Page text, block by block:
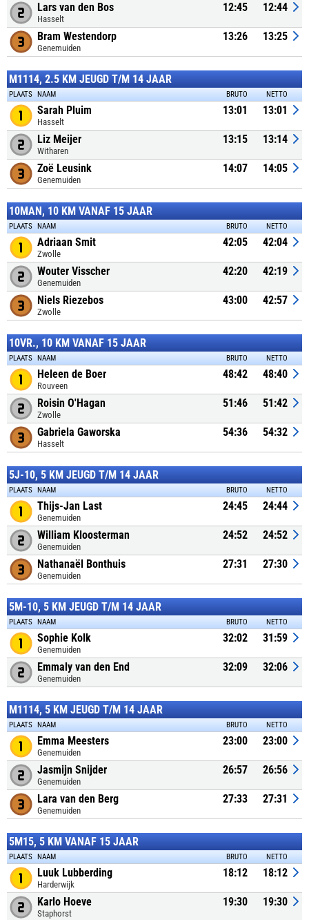
Lars van den Bos
Hasselt
12:45 12:44
Bram Westendorp
Genemuiden
13:26 13:25
M1114, 2.5 KM JEUGD T/M 14 JAAR
PLAATS NAAM BRUTO NETTO
Sarah Pluim
Hasselt
13:01 13:01
Liz Meijer
Witharen
13:15 13:14
Zoë Leusink
Genemuiden
14:07 14:05
10MAN, 10 KM VANAF 15 JAAR
PLAATS NAAM BRUTO NETTO
Adriaan Smit
Zwolle
42:05 42:04
Wouter Visscher
Genemuiden
42:20 42:19
Niels Riezebos
Zwolle
43:00 42:57
10VR., 10 KM VANAF 15 JAAR
PLAATS NAAM BRUTO NETTO
Heleen de Boer
Rouveen
48:42 48:40
Roisin O'Hagan
Zwolle
51:46 51:42
Gabriela Gaworska
Hasselt
54:36 54:32
5J-10, 5 KM JEUGD T/M 14 JAAR
PLAATS NAAM BRUTO NETTO
Thijs-Jan Last
Genemuiden
24:45 24:44
William Kloosterman
Genemuiden
24:52 24:52
Nathanaël Bonthuis
Genemuiden
27:31 27:30
5M-10, 5 KM JEUGD T/M 14 JAAR
PLAATS NAAM BRUTO NETTO
Sophie Kolk
Genemuiden
32:02 31:59
Emmaly van den End
Genemuiden
32:09 32:06
M1114, 5 KM JEUGD T/M 14 JAAR
PLAATS NAAM BRUTO NETTO
Emma Meesters
Genemuiden
23:00 23:00
Jasmijn Snijder
Genemuiden
26:57 26:56
Lara van den Berg
Genemuiden
27:33 27:31
5M15, 5 KM VANAF 15 JAAR
PLAATS NAAM BRUTO NETTO
Luuk Lubberding
Harderwijk
18:12 18:12
Karlo Hoeve
Staphorst
19:30 19:30